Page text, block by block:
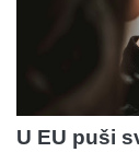
U EU puši